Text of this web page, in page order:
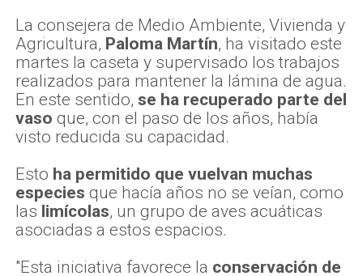
La consejera de Medio Ambiente, Vivienda y
Agricultura,Paloma Martín, ha visitado este
martes la caseta y supervisado los trabajos
realizados para mantener la lámina de agua.
En este sentido, se ha recuperado parte del
vaso que, con el paso de los años, había
Estoha permitido que vuelvan muchas
especiesque hacía años no se veían, como
laslimícolas , un grupo de aves acuáticas